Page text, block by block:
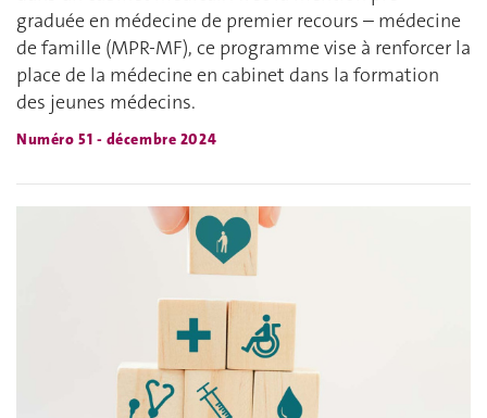
graduée en médecine de premier recours – médecine
de famille (MPR-MF), ce programme vise à renforcer la
place de la médecine en cabinet dans la formation
des jeunes médecins.
Numéro 51 - décembre 2024